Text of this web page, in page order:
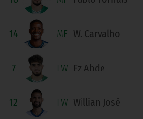
14 MF W. Carvalho
7 FW Ez Abde
12 FW Willian José